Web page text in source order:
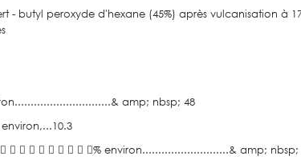
- butyl peroxyde d'hexane (45%) après vulcanisation à
amp; nbsp; 48
       % environ...........................& amp; nbsp;